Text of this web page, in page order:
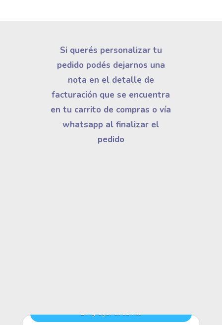
Si querés personalizar tu
pedido podés dejarnos una
nota en el detalle de
facturación que se encuentra
en tu carrito de compras o vía
whatsapp al finalizar el
pedido
Agregar al carrito